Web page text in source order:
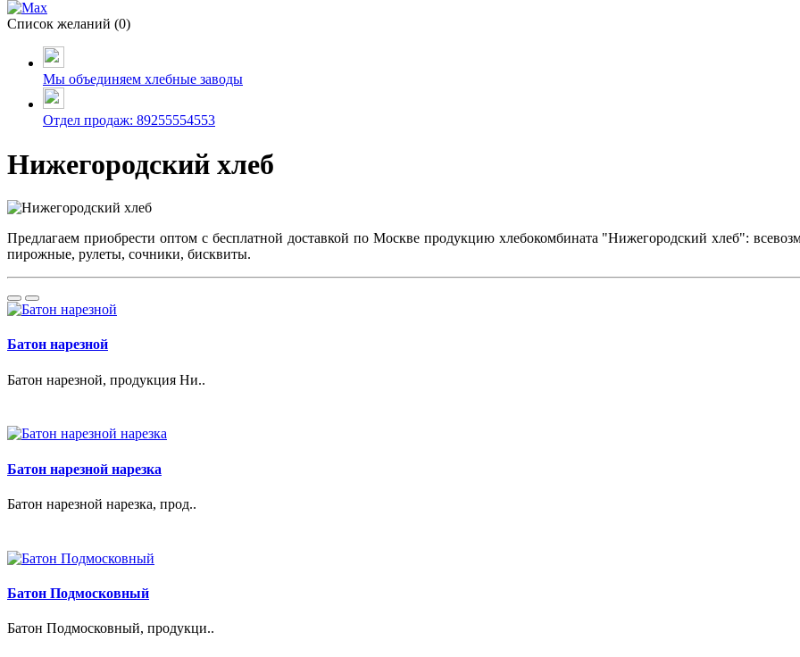
Список желаний (0)
Мы объединяем хлебные заводы
Отдел продаж: 89255554553
Нижегородский хлеб
Предлагаем приобрести оптом с бесплатной доставкой по Москве продукцию хлебокомбината "Нижегородский хлеб":
пирожные, рулеты, сочники, бисквиты.
Батон нарезной
Батон нарезной, продукция Ни..
Батон нарезной нарезка
Батон нарезной нарезка, прод..
Батон Подмосковный
Батон Подмосковный, продукци..